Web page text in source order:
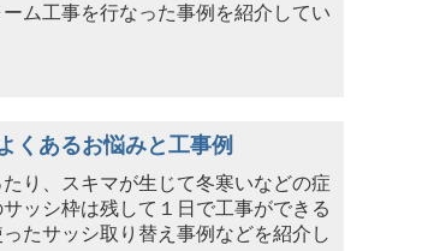
ム工事を行なった事例を紹介してい
くあるお悩みと工事例
り、スキマが生じて冬寒いなどの症
ッシ枠は残して１日で工事ができる
たサッシ取り替え事例などを紹介し